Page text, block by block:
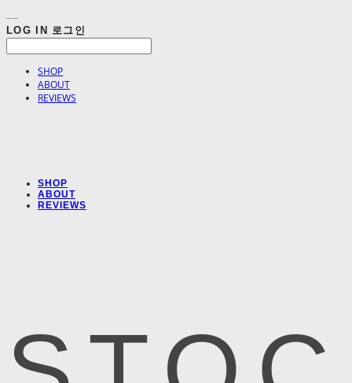
LOG IN 로그인
SHOP
ABOUT
REVIEWS
SHOP
ABOUT
REVIEWS